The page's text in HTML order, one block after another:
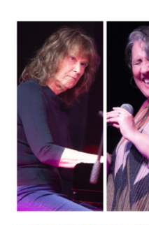
NOTÍCIES ALBERT
LA MOSTRA
CONVOCA EL
DE DISSENY DE